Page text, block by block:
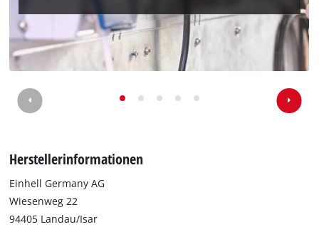
Herstellerinformationen
Einhell Germany AG
Wiesenweg 22
94405 Landau/Isar